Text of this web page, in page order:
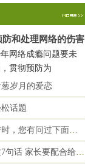
防和处理网络的伤害
网络成瘾问题要未
贯彻预防为
岁月的爱恋
话题
您有问过下面的8个问
话 家长要配合给＂高